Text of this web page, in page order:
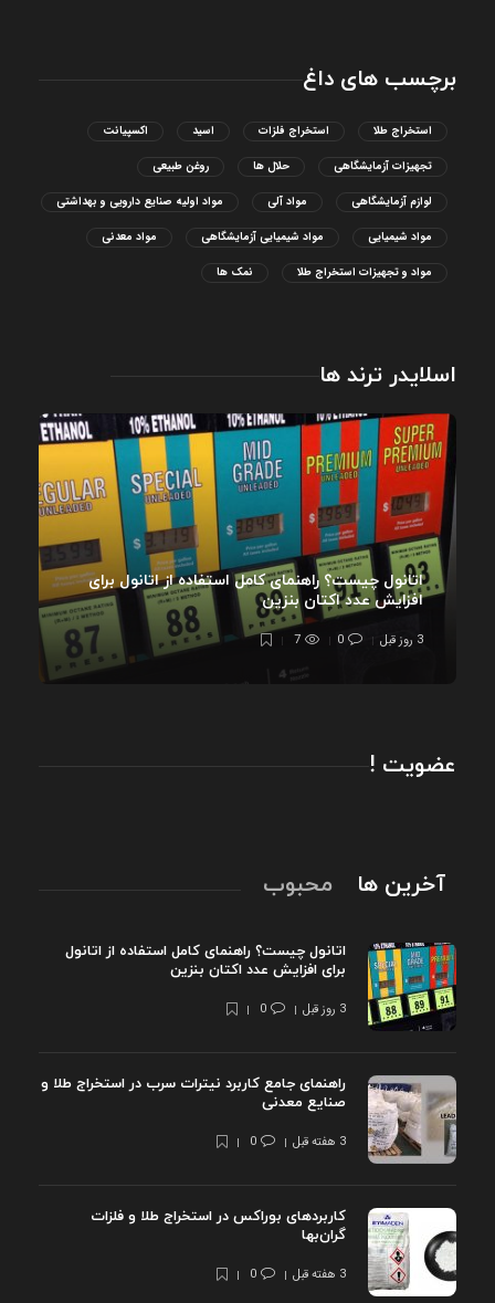
برچسب های داغ
استخراج طلا استخراج فلزات اسید اکسپیانت
تجهیزات آزمایشگاهی حلال ها روغن طبیعی
لوازم آزمایشگاهی مواد آلی مواد اولیه صنایع دارویی و بهداشتی
مواد شیمیایی مواد شیمیایی آزمایشگاهی مواد معدنی
مواد و تجهیزات استخراج طلا نمک ها
اسلایدر ترند ها
اتانول چیست؟ راهنمای کامل استفاده از اتانول برای
افزایش عدد اکتان بنزین
3 روز قبل 0
7
عضویت !
آخرین ها محبوب
اتانول چیست؟ راهنمای کامل استفاده از اتانول
برای افزایش عدد اکتان بنزین
3 روز قبل 0
راهنمای جامع کاربرد نیترات سرب در استخراج طلا و
صنایع معدنی
3 هفته قبل 0
کاربردهای بوراکس در استخراج طلا و فلزات
گران‌بها
3 هفته قبل 0